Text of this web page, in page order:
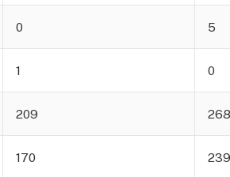
0 5
1 0
209 268
170 239